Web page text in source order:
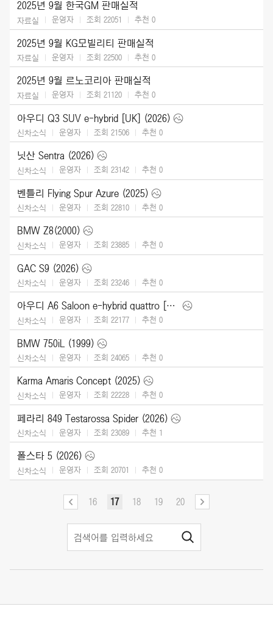
2025년 9월 한국GM 판매실적
자료실 운영자 조회 22051 추천 0
2025년 9월 KG모빌리티 판매실적
자료실 운영자 조회 22500 추천 0
2025년 9월 르노코리아 판매실적
자료실 운영자 조회 21120 추천 0
아우디 Q3 SUV e-hybrid [UK] (2026)
신차소식 운영자 조회 21506 추천 0
닛산 Sentra (2026)
신차소식 운영자 조회 23142 추천 0
벤틀리 Flying Spur Azure (2025)
신차소식 운영자 조회 22810 추천 0
BMW Z8(2000)
신차소식 운영자 조회 23885 추천 0
GAC S9 (2026)
신차소식 운영자 조회 23246 추천 0
아우디 A6 Saloon e-hybrid quattro [UK] (2026)
신차소식 운영자 조회 22177 추천 0
BMW 750iL (1999)
신차소식 운영자 조회 24065 추천 0
Karma Amaris Concept (2025)
신차소식 운영자 조회 22228 추천 0
페라리 849 Testarossa Spider (2026)
신차소식 운영자 조회 23089 추천 1
폴스타 5 (2026)
신차소식 운영자 조회 20701 추천 0
16 17 18 19 20